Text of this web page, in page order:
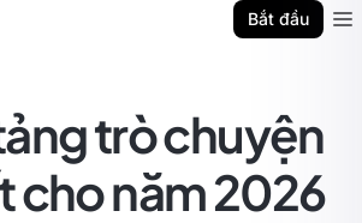
Bắt đầu
trò chuyện
cho năm 2026